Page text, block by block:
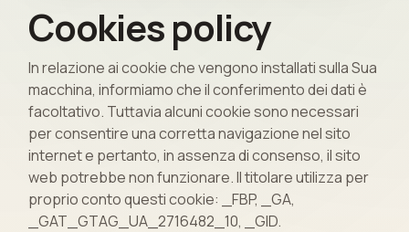
Cookies policy
In relazione ai cookie che vengono installati sulla Sua
macchina, informiamo che il conferimento dei dati è
facoltativo. Tuttavia alcuni cookie sono necessari
per consentire una corretta navigazione nel sito
internet e pertanto, in assenza di consenso, il sito
web potrebbe non funzionare. Il titolare utilizza per
proprio conto questi cookie: _FBP, _GA,
_GAT_GTAG_UA_2716482_10, _GID.